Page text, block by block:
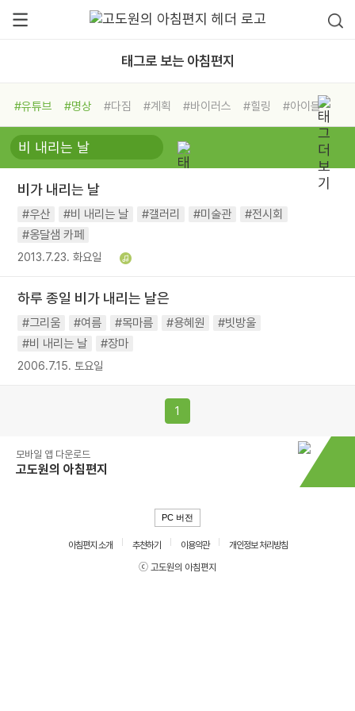
태그로 보는 아침편지
#유튜브 #명상 #다짐 #계획 #바이러스 #힐링
#아이들
#비전캠프
#독서캠프 #삶
#희망
#나눔 #친구 #링컨학교
#독서
#건강 #면역력
비가 내리는 날
#우산 #비 내리는 날 #갤러리 #미술관
#전시회
#옹달샘 카페
2013.7.23. 화요일
하루 종일 비가 내리는 날은
#그리움 #여름 #목마름 #용혜원
#빗방울
#비 내리는 날
#장마
2006.7.15. 토요일
1
모바일 앱 다운로드
고도원의 아침편지
PC 버전
아침편지 소개 추천하기 이용약관
개인정보 처리방침
ⓒ 고도원의 아침편지